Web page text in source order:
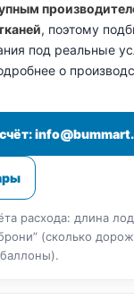
, поэтому
под реальные
о
расхода: длина
(сколько